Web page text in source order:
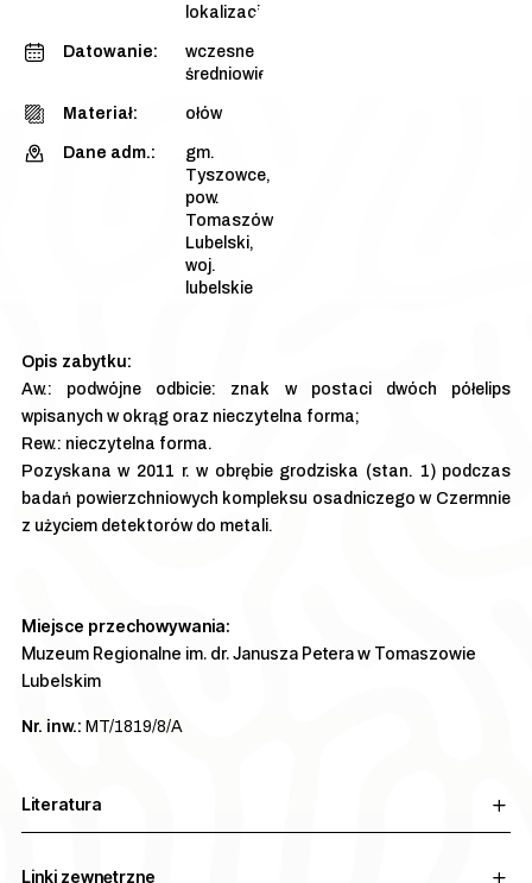
lokalizacji
Datowanie:
wczesne
średniowiecze
Materiał: ołów
Dane adm.:
gm.
Tyszowce,
pow.
Tomaszów
Lubelski,
woj.
lubelskie
Aw.: podwójne odbicie: znak w postaci dwóch półelips
wpisanych w okrąg oraz nieczytelna forma;
Rew.: nieczytelna forma.
Pozyskana w 2011 r. w obrębie grodziska (stan. 1) podczas
badań powierzchniowych kompleksu osadniczego w Czermnie
z użyciem detektorów do metali.
Miejsce przechowywania:
Muzeum Regionalne im. dr. Janusza Petera w Tomaszowie
Lubelskim
Nr. inw.: MT/1819/8/A
Literatura
Linki zewnętrzne